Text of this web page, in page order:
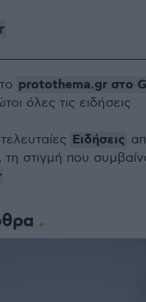
protothema.gr στο
όλες τις ειδήσεις
Ειδήσεις
τη στιγμή που